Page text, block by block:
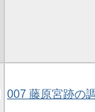
007 藤原宮跡の